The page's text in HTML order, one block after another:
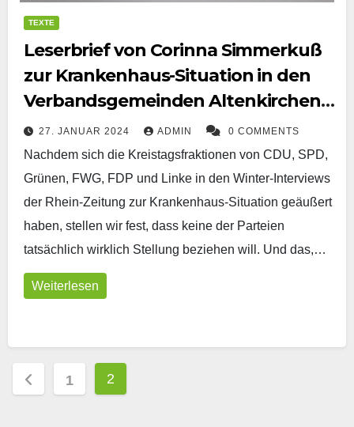
TEXTE
Leserbrief von Corinna Simmerkuß
zur Krankenhaus-Situation in den
Verbandsgemeinden Altenkirchen-
Flammersfeld und Hamm
27. JANUAR 2024 ADMIN 0 COMMENTS
Nachdem sich die Kreistagsfraktionen von CDU, SPD,
Grünen, FWG, FDP und Linke in den Winter-Interviews
der Rhein-Zeitung zur Krankenhaus-Situation geäußert
haben, stellen wir fest, dass keine der Parteien
tatsächlich wirklich Stellung beziehen will. Und das,…
Weiterlesen
Seitennummerierung
1 2